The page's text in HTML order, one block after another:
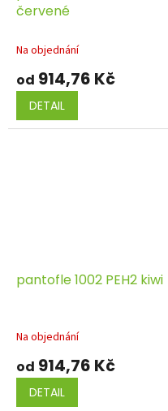
červené
Na objednání
od 914,76 Kč
DETAIL
pantofle 1002 PEH2 kiwi
Na objednání
od 914,76 Kč
DETAIL